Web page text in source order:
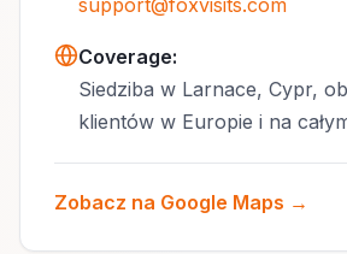
support@foxvisits.com
Coverage:
Siedziba w Larnace, Cypr,
klientów w Europie i na
Zobacz na Google Maps →